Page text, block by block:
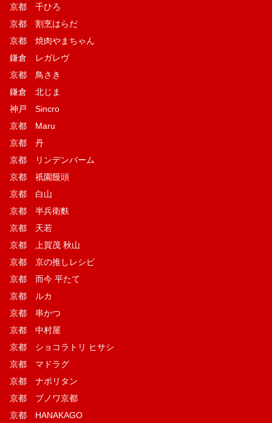
京都 千ひろ
京都 割烹はらだ
京都 焼肉やまちゃん
鎌倉 レガレヴ
京都 鳥さき
鎌倉 北じま
神戸 Sincro
京都 Maru
京都 丹
京都 リンデンバーム
京都 祇園饅頭
京都 白山
京都 半兵衛麩
京都 天若
京都 上賀茂 秋山
京都 京の推しレシピ
京都 而今 平たて
京都 ルカ
京都 串かつ
京都 中村屋
京都 ショコラトリ ヒサシ
京都 マドラグ
京都 ナポリタン
京都 ブノワ京都
京都 HANAKAGO